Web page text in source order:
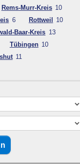
Rems-Murr-Kreis 10
6 Rottweil
10
Baar-Kreis 13
Tübingen 10
11